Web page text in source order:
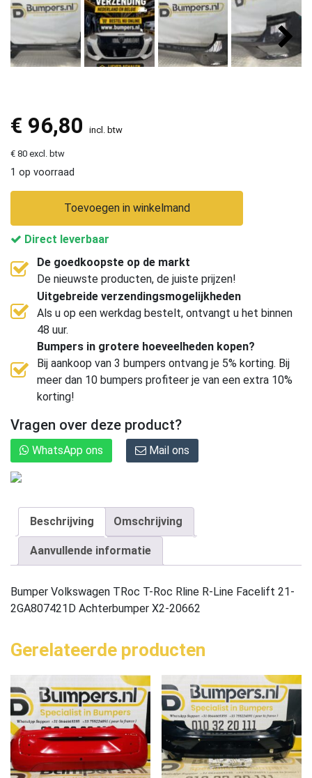
€ 96,80 incl. btw
€ 80 excl. btw
1 op voorraad
Toevoegen in winkelmand
Direct leverbaar
De goedkoopste op de markt
De nieuwste producten, de juiste prijzen!
Uitgebreide verzendingsmogelijkheden
Als u op een werkdag bestelt, ontvangt u het binnen
48 uur.
Bumpers in grotere hoeveelheden kopen?
Bij aankoop van 3 bumpers ontvang je 5% korting. Bij
meer dan 10 bumpers profiteer je van een extra 10%
korting!
Vragen over deze product?
WhatsApp ons Mail ons
Beschrijving Omschrijving
Aanvullende informatie
Bumper Volkswagen TRoc T-Roc Rline R-Line Facelift 21-
2GA807421D Achterbumper X2-20662
Gerelateerde producten